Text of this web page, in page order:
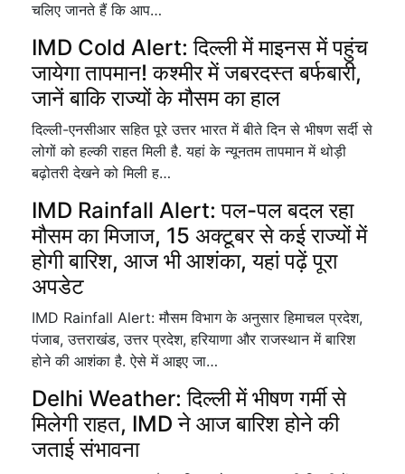
चलिए जानते हैं कि आप…
IMD Cold Alert: दिल्ली में माइनस में पहुंच
जायेगा तापमान! कश्मीर में जबरदस्त बर्फबारी,
जानें बाकि राज्यों के मौसम का हाल
दिल्ली-एनसीआर सहित पूरे उत्तर भारत में बीते दिन से भीषण सर्दी से
लोगों को हल्की राहत मिली है. यहां के न्यूनतम तापमान में थोड़ी
बढ़ोतरी देखने को मिली ह…
IMD Rainfall Alert: पल-पल बदल रहा
मौसम का मिजाज, 15 अक्टूबर से कई राज्यों में
होगी बारिश, आज भी आशंका, यहां पढ़ें पूरा
अपडेट
IMD Rainfall Alert: मौसम विभाग के अनुसार हिमाचल प्रदेश,
पंजाब, उत्तराखंड, उत्तर प्रदेश, हरियाणा और राजस्थान में बारिश
होने की आशंका है. ऐसे में आइए जा…
Delhi Weather: दिल्ली में भीषण गर्मी से
मिलेगी राहत, IMD ने आज बारिश होने की
जताई संभावना